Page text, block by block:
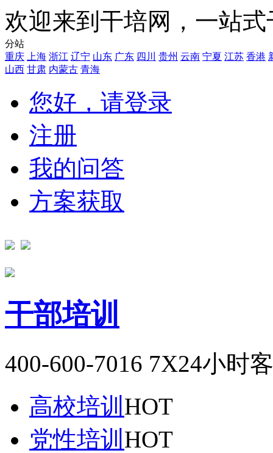
欢迎来到干培网，一站
分站
重庆
上海 浙江 辽宁 山东 广东 四川 贵州 云南 宁夏 江苏 香港
山西 甘肃 内蒙古 青海
您好，请登录
注册
我的问答
方案获取
干部培训
400-600-7016 7X24小时
高校培训 HOT
党性培训 HOT